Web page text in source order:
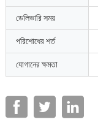
ডেলিভারি সময়
পরিশোধের শর্ত
যোগানের ক্ষমতা